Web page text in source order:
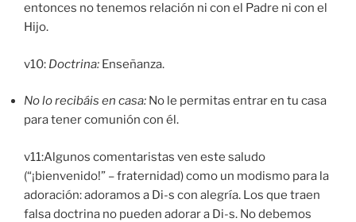
entonces no tenemos relación ni con el Padre ni con el
Hijo.
v10: Doctrina: Enseñanza.
No lo recibáis en casa: No le permitas entrar en tu casa
para tener comunión con él.
v11:Algunos comentaristas ven este saludo
(“¡bienvenido!” – fraternidad) como un modismo para la
adoración: adoramos a Di-s con alegría. Los que traen
falsa doctrina no pueden adorar a Di-s. No debemos